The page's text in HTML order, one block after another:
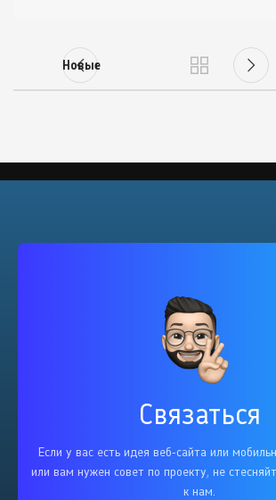
Новые
Связаться
Если у вас есть идея веб-сайта или
или вам нужен совет по проекту, не
к нам.